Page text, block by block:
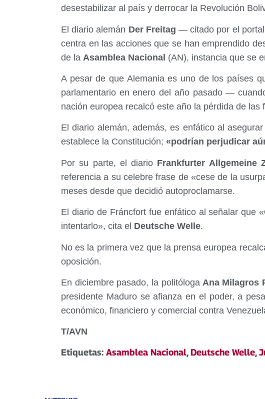
desestabilizar al país y derrocar la Revolución
El diario alemán Der Freitag — citado por el portal
centra en las acciones que se han emprendido
de la Asamblea Nacional (AN), instancia que se
A pesar de que Alemania es uno de los países
parlamentario en enero del año pasado —
nación europea recalcó este año la pérdida de las
El diario alemán, además, es enfático al
establece la Constitución; «podrían perjudicar
Por su parte, el diario Frankfurter Allgemeine
referencia a su celebre frase de «cese de la
meses desde que decidió autoproclamarse.
El diario de Fráncfort fue enfático al señalar que «
intentarlo», cita el Deutsche Welle.
No es la primera vez que la prensa europea
oposición.
En diciembre pasado, la politólogaAna Milagros
presidente Maduro se afianza en el poder, a
económico, financiero y comercial contra
T/AVN
Etiquetas: Asamblea Nacional, Deutsche Welle,